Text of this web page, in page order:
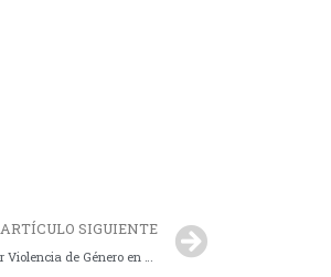
ARTÍCULO SIGUIENTE